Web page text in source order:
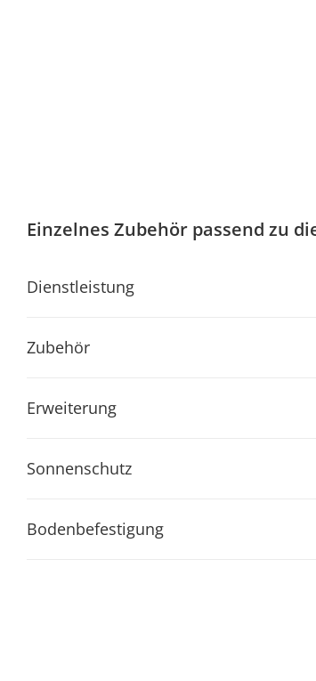
Einzelnes Zubehör passend zu
Dienstleistung
Zubehör
Erweiterung
Sonnenschutz
Bodenbefestigung